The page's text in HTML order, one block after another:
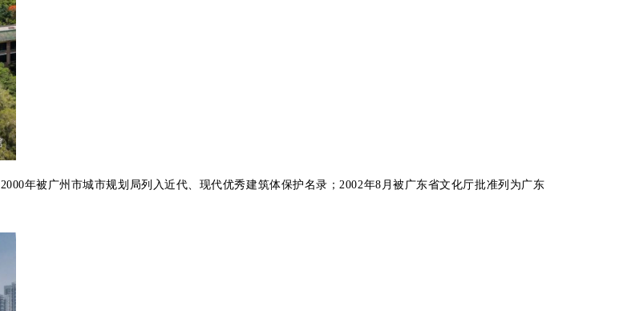
2000年被广州市城市规划局列入近代、现代优秀建筑体保护名录；2002年8月被广东省文化厅批准列为广东